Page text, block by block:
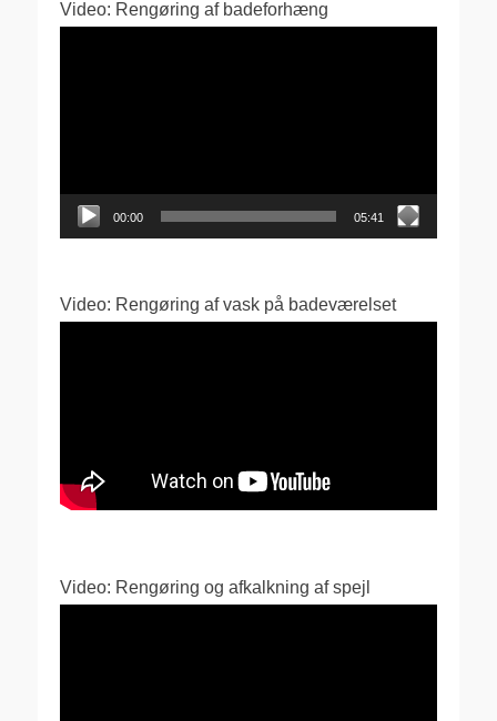
Video: Rengøring af badeforhæng
00:00 05:41
Video: Rengøring af vask på badeværelset
Video: Rengøring og afkalkning af spejl